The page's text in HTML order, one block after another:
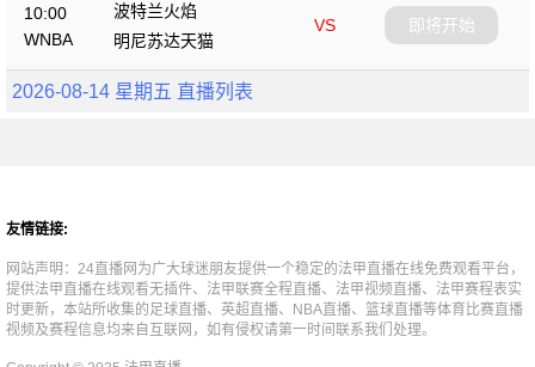
10:00
WNBA
波特兰火焰
VS
明尼苏达天猫
即将开始
2026-08-14 星期五 直播列表
友情链接:
网站声明：24直播网为广大球迷朋友提供一个稳定的法甲直播在线免费观看平台，
提供法甲直播在线观看无插件、法甲联赛全程直播、法甲视频直播、法甲赛程表实
时更新，本站所收集的足球直播、英超直播、NBA直播、篮球直播等体育比赛直播
视频及赛程信息均来自互联网，如有侵权请第一时间联系我们处理。